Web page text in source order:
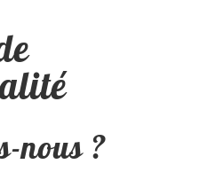
nous ?